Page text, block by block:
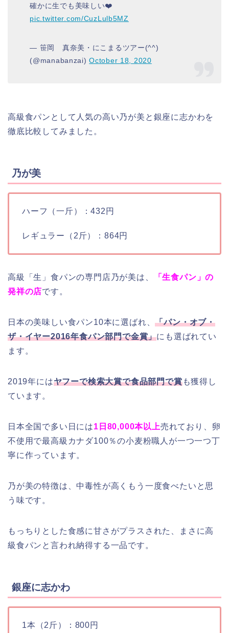
確かに生でも美味しい❤️
pic.twitter.com/CuzLulb5MZ
— 笹岡 真奈美・にこまるツアー(^^)
(@manabanzai)October 18, 2020
高級食パンとして人気の高い乃が美と銀座に志かわを
徹底比較してみました。
乃が美
ハーフ（一斤）：432円
レギュラー（2斤）：864円
高級「生」食パンの専門店乃が美は、
「生食パン」の
発祥の店です。
日本の美味しい食パン10本に選ばれ、「パン・オブ・
ザ・イヤー2016年食パン部門で金賞」にも選ばれてい
ます。
2019年にはヤフーで検索大賞で食品部門で賞も獲得し
ています。
日本全国で多い日には1日80,000本以上売れており、卵
不使用で最高級カナダ100％の小麦粉職人が一つ一つ丁
寧に作っています。
乃が美の特徴は、中毒性が高くもう一度食べたいと思
う味です。
もっちりとした食感に甘さがプラスされた、まさに高
級食パンと言われ納得する一品です。
銀座に志かわ
1本（2斤）：800円